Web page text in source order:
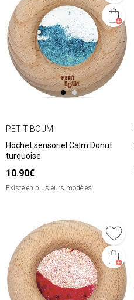
PETIT BOUM
Hochet sensoriel Calm Donut
turquoise
10.90€
Existe en plusieurs modèles